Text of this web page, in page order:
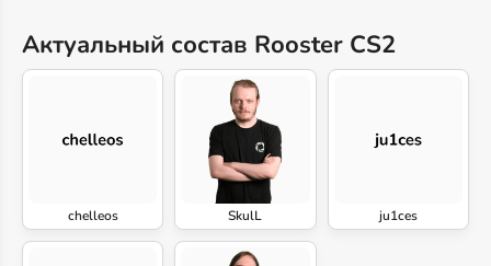
Актуальный состав Rooster CS2
chelleos SkulL ju1ces